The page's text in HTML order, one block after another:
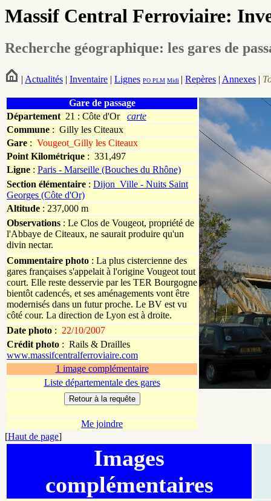
Massif Central Ferroviaire:
Recherche géographique: les gares de
| Actualités | Inventaire | Lignes PO PLM Midi | Repères | Annexes |
Gare de passage
Département 21 : Côte d'Or carte
Commune : Gilly les Citeaux
Gare : Vougeot_Gilly les Citeaux
Point Kilométrique : 331,497
Ligne : Paris - Marseille (Bouches du Rhône)
Section élémentaire : Dijon_Ville - Nuits Saint
Georges (Côte d'Or)
Altitude : 237,000 m
Observations : Le Clos de Vougeot, propriété de
l'Abbaye de Citeaux, ne saurait produire qu'un
divin nectar.
Commentaire photo : La plus cistercienne des
gares françaises s'appelait à l'origine Vougeot tout
court. Elle reste desservie par les TER Bourgogne
bientôt cadencés, et ses aménagements vont être
modernisés dans un futur proche. Le BV est vu
côté cour. La direction de Lyon est à droite.
Date photo : 22/10/2007
Crédit photo : Rails & Drailles
www.massifcentralferroviaire.com
1 image complémentaire
Liste départementale des gares
Me joindre
[Haut de page]
Images
complémentaires